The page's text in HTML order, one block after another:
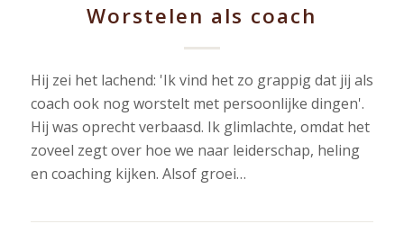
Worstelen als coach
Hij zei het lachend: 'Ik vind het zo grappig dat jij als
coach ook nog worstelt met persoonlijke dingen'.
Hij was oprecht verbaasd. Ik glimlachte, omdat het
zoveel zegt over hoe we naar leiderschap, heling
en coaching kijken. Alsof groei…